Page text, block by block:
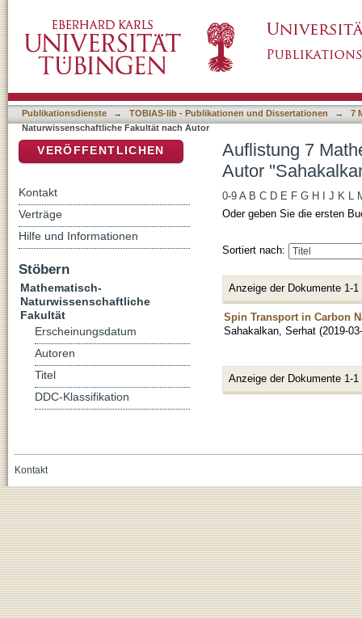
Publikationsdienste → TOBIAS-lib - Publikationen und Dissertationen →
7
Naturwissenschaftliche Fakultät nach Autor
Auflistung 7
Autor
0-9 A B C D E F G H J K L
Oder geben Sie die ersten
Sortiert nach:
Anzeige der Dokumente 1-1
Spin Transport in Carbon
Sahakalkan, Serhat (2019-
Anzeige der Dokumente 1-1
VERÖFFENTLICHEN
Kontakt
Verträge
Hilfe und Informationen
Stöbern
Mathematisch-
Naturwissenschaftliche
Fakultät
Erscheinungsdatum
Autoren
Titel
DDC-Klassifikation
Kontakt